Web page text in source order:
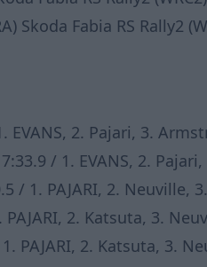
Skoda Fabia RS Rally2
EVANS, 2. Pajari, 3.
/ 1. EVANS, 2.
/ 1. PAJARI, 2. Neuville,
2. Katsuta, 3.
PAJARI, 2. Katsuta, 3.